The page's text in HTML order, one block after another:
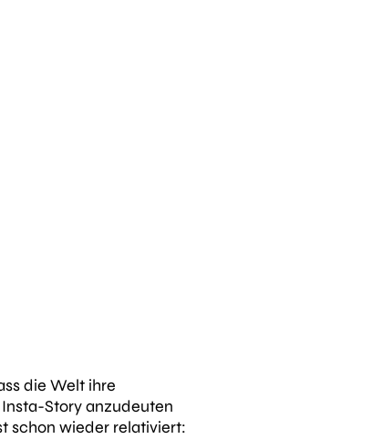
die Welt ihre
Story anzudeuten
schon wieder relativiert: